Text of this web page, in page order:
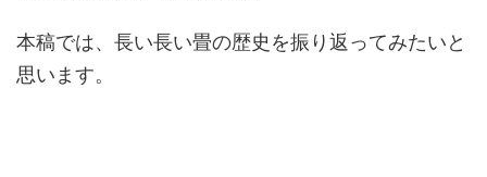
本稿では、長い長い畳の歴史を振り返ってみたいと
思います。